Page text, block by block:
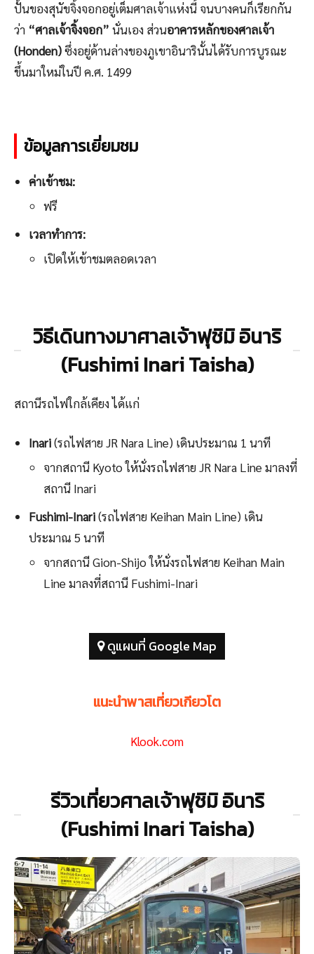
ปั้นของสุนัขจิ้งจอกอยู่เต็มศาลเจ้าแห่งนี้ จนบางคนก็เรียกกัน
ว่า “ศาลเจ้าจิ้งจอก” นั่นเอง ส่วนอาคารหลักของศาลเจ้า
(Honden)ซึ่งอยู่ด้านล่างของภูเขาอินารินั้นได้รับการบูรณะ
ขึ้นมาใหม่ในปี ค.ศ. 1499
ข้อมูลการเยี่ยมชม
ค่าเข้าชม:
ฟรี
เวลาทำการ:
เปิดให้เข้าชมตลอดเวลา
วิธีเดินทางมาศาลเจ้าฟุชิมิ อินาริ
(Fushimi Inari Taisha)
สถานีรถไฟใกล้เคียง ได้แก่
Inari(รถไฟสาย JR Nara Line) เดินประมาณ 1 นาที
จากสถานี Kyoto ให้นั่งรถไฟสาย JR Nara Line มาลงที่
สถานี Inari
Fushimi-Inari(รถไฟสาย Keihan Main Line) เดิน
ประมาณ 5 นาที
จากสถานี Gion-Shijo ให้นั่งรถไฟสาย Keihan Main
Line มาลงที่สถานี Fushimi-Inari
ดูแผนที่ Google Map
แนะนำพาสเที่ยวเกียวโต
Klook.com
รีวิวเที่ยวศาลเจ้าฟุชิมิ อินาริ
(Fushimi Inari Taisha)